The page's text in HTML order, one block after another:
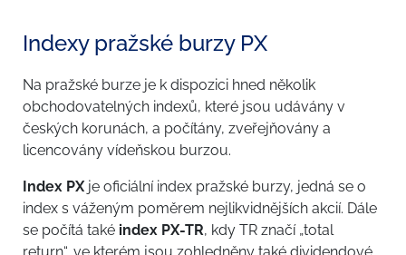
Indexy pražské burzy PX
Na pražské burze je k dispozici hned několik
obchodovatelných indexů, které jsou udávány v
českých korunách, a počítány, zveřejňovány a
licencovány vídeňskou burzou.
Index PXje oficiální index pražské burzy, jedná se o
index s váženým poměrem nejlikvidnějších akcií. Dále
se počítá také index PX-TR, kdy TR značí „total